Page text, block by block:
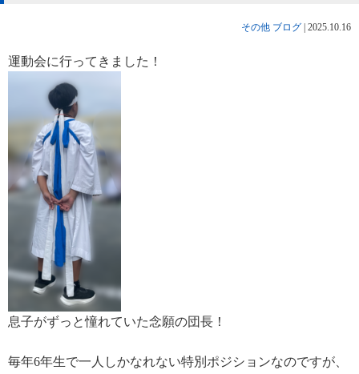
その他 ブログ 2025.10.16
運動会に行ってきました！
息子がずっと憧れていた念願の団長！
毎年6年生で一人しかなれない特別ポジションなのですが、